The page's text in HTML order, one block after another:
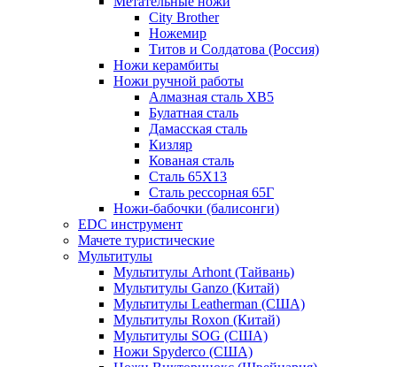
City Brother
Ножемир
Титов и Солдатова (Россия)
Ножи керамбиты
Ножи ручной работы
Алмазная сталь ХВ5
Булатная сталь
Дамасская сталь
Кизляр
Кованая сталь
Сталь 65Х13
Сталь рессорная 65Г
Ножи-бабочки (балисонги)
EDC инструмент
Мачете туристические
Мультитулы
Мультитулы Arhont (Тайвань)
Мультитулы Ganzo (Китай)
Мультитулы Leatherman (США)
Мультитулы Roxon (Китай)
Мультитулы SOG (США)
Ножи Spyderco (США)